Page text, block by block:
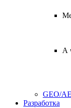
А
GEO/
Разработка